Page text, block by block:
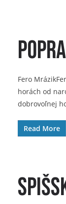
Fero
horách od
dobrovoľnej
Read More